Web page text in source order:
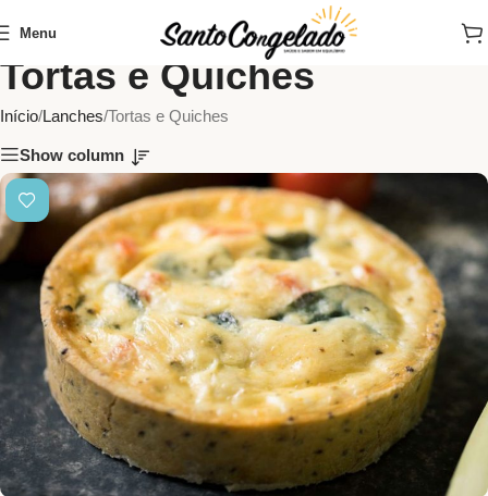
Menu
Tortas e Quiches
Início Lanches Tortas e Quiches
Show column